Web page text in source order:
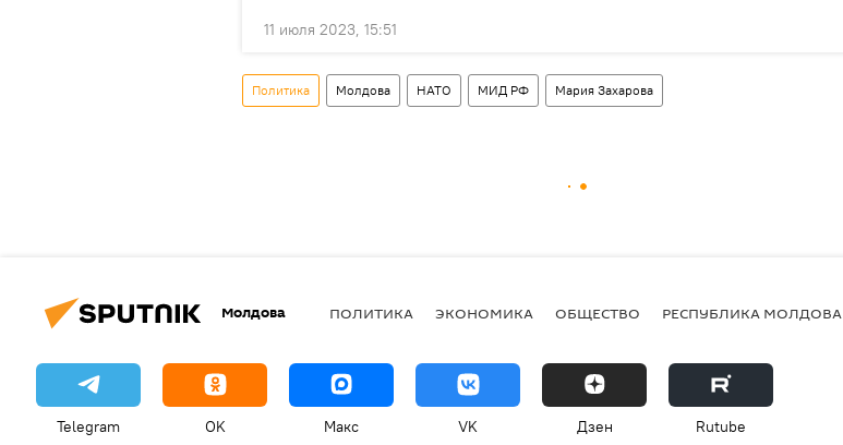
11 июля 2023, 15:51
Политика Молдова НАТО МИД РФ Мария Захарова
Молдова ПОЛИТИКА ЭКОНОМИКА ОБЩЕСТВО РЕСПУБЛИКА МОЛДОВА
Telegram OK Макс VK Дзен Rutube